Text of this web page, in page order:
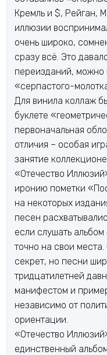
Кремль и $, Рейган,
иллюзии
очень широко,
сразу всё. Это
переизданий, можно
«серпастого-
Для винила коллаж
буклете
первоначальная
отличия – особая
занятие
«Отечество
иронию пометки
на некоторых
песен
если слушать
точно на свои
секрет, но песни
тридцатилетней
манифестом и
независимо от
ориентации.
«Отечество
единственный